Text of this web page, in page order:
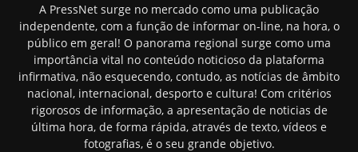
A PressNet surge no mercado como uma publicação
independente, com a função de informar on-line, na hora, o
público em geral! O panorama regional surge como uma
importância vital no conteúdo noticioso da plataforma
infirmativa, não esquecendo, contudo, as notícias de âmbito
nacional, internacional, desporto e cultura! Com critérios
rigorosos de informação, a apresentação de noticias de
última hora, de forma rápida, através de texto, vídeos e
fotografias, é o seu grande objetivo.